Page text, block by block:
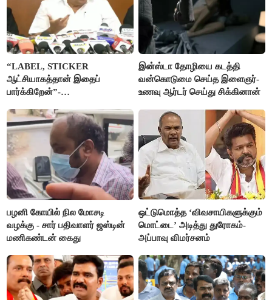
“LABEL, STICKER
ஆட்சியாகத்தான் இதைப்
பார்க்கிறேன்”-
இன்ஸ்டா தோழியை கடத்தி
வன்கொடுமை செய்த இளைஞர்-
உணவு ஆர்டர் செய்து சிக்கினான்
பழனி கோயில் நில மோசடி
வழக்கு - சார் பதிவாளர் ஜஸ்டின்
மணிகண்டன் கைது
ஒட்டுமொத்த ‘விவசாயிகளுக்கும்
மொட்டை’ அடித்து துரோகம்-
அப்பாவு விமர்சனம்